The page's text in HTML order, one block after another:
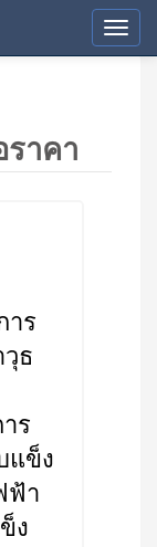
าคา
ร
ธ
ร
แข็ง
ฟ้า
ง